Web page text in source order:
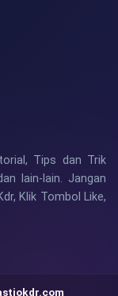
Tips dan Trik
lain-lain. Jangan
Klik Tombol Like,